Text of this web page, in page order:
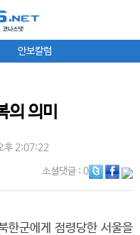
안보칼럼
의미
후 2:07:22
소셜댓글: 0
한군에게 점령당한 서울을